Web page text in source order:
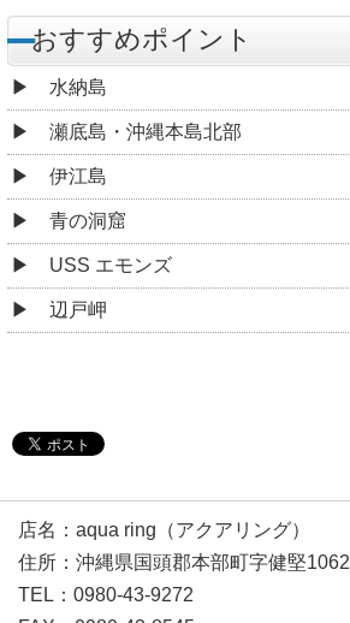
おすすめポイント
水納島
瀬底島・沖縄本島北部
伊江島
青の洞窟
USS エモンズ
辺戸岬
店名：aqua ring（アクアリング）
住所：沖縄県国頭郡本部町字健堅1062
TEL：0980-43-9272